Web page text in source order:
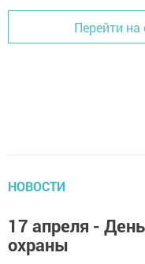
Перейти на
НОВОСТИ
17 апреля -
охраны